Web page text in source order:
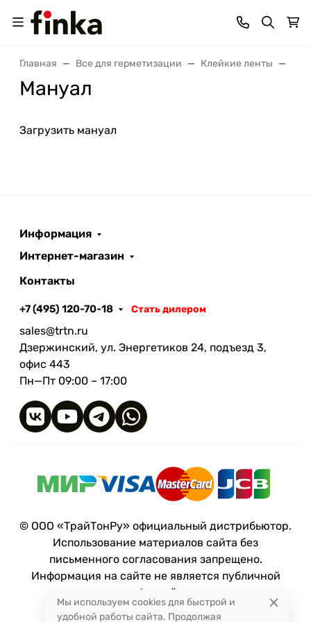
Главная Все для герметизации Клейкие ленты
Мануал
Загрузить мануал
Информация
Интернет-магазин
Контакты
+7 (495) 120-70-18 Стать дилером
sales@trtn.ru
Дзержинский, ул. Энергетиков 24, подъезд 3,
офис 443
Пн—Пт 09:00 – 17:00
© ООО «ТрайТонРу» официальный дистрибьютор.
Использование материалов сайта без
письменного согласования запрещено.
Информация на сайте не является публичной
офертой.
Мы используем cookies для быстрой и
удобной работы сайта. Продолжая